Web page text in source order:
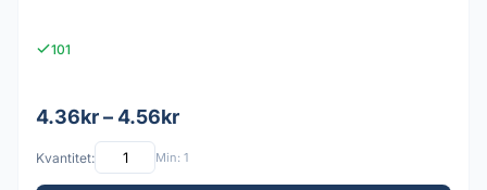
101
4.36kr – 4.56kr
Kvantitet: Min: 1